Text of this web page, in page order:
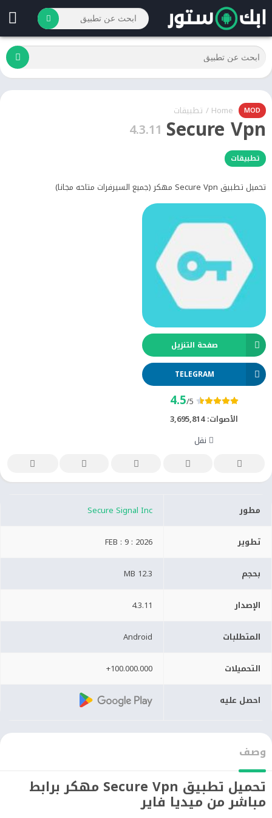
MOD
Home
/ تطبيقات
Secure Vpn
4.3.11
تطبيقات
تحميل تطبيق Secure Vpn مهكر (جميع السيرفرات متاحه مجانا)
صفحة التنزيل
TELEGRAM
4.5/5
الأصوات:3,695,814
نقل
مطور Secure Signal Inc
تطوير FEB : 9 : 2026
بحجم 12.3 MB
الإصدار 4.3.11
المتطلبات Android
التحميلات 100.000.000+
احصل عليه
وصف
تحميل تطبيق Secure Vpn مهكر برابط
مباشر من ميديا فاير